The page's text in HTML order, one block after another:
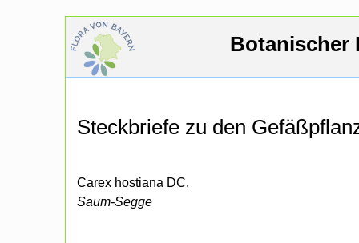
Botanischer
Steckbriefe zu den
Carex hostiana DC.
Saum-Segge